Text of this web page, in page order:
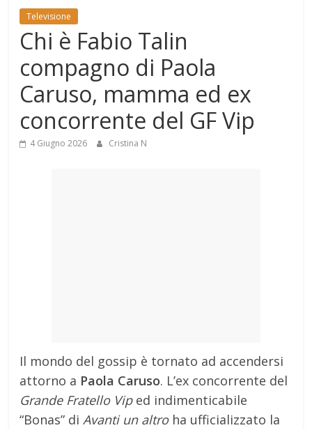
Mondo
Televisione
Chi è Fabio Talin
compagno di Paola
Caruso, mamma ed ex
concorrente del GF Vip
4 Giugno 2026 Cristina N
Il mondo del gossip è tornato ad accendersi
attorno a Paola Caruso. L’ex concorrente del
Grande Fratello Viped indimenticabile
“Bonas” diAvanti un altroha ufficializzato la